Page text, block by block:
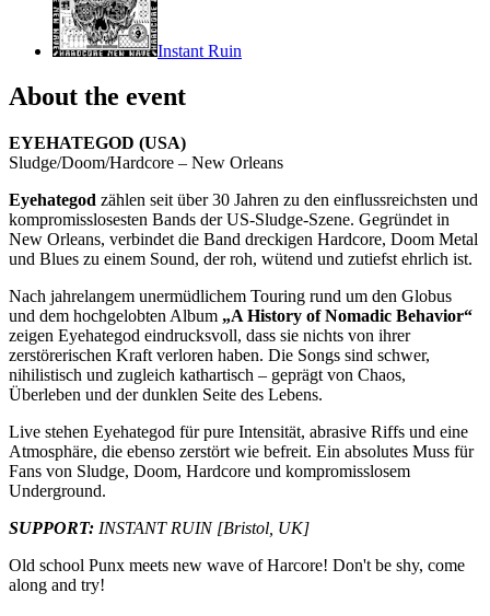
Instant Ruin
About the event
EYEHATEGOD (USA)
Sludge/Doom/Hardcore – New Orleans
Eyehategod zählen seit über 30 Jahren zu den einflussreichsten und
kompromisslosesten Bands der US-Sludge-Szene. Gegründet in
New Orleans, verbindet die Band dreckigen Hardcore, Doom Metal
und Blues zu einem Sound, der roh, wütend und zutiefst ehrlich ist.
Nach jahrelangem unermüdlichem Touring rund um den Globus
und dem hochgelobten Album „A History of Nomadic Behavior“
zeigen Eyehategod eindrucksvoll, dass sie nichts von ihrer
zerstörerischen Kraft verloren haben. Die Songs sind schwer,
nihilistisch und zugleich kathartisch – geprägt von Chaos,
Überleben und der dunklen Seite des Lebens.
Live stehen Eyehategod für pure Intensität, abrasive Riffs und eine
Atmosphäre, die ebenso zerstört wie befreit. Ein absolutes Muss für
Fans von Sludge, Doom, Hardcore und kompromisslosem
Underground.
SUPPORT: INSTANT RUIN [Bristol, UK]
Old school Punx meets new wave of Harcore! Don't be shy, come
along and try!